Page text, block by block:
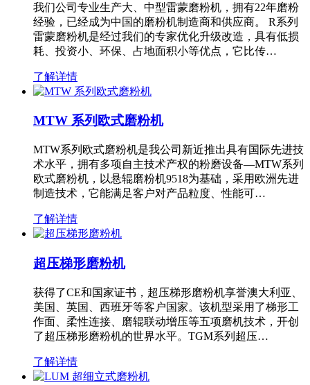
我们公司专业生产大、中型雷蒙磨粉机，拥有22年磨粉
经验，已经成为中国的磨粉机制造商和供应商。 R系列
雷蒙磨粉机是经过我们的专家优化升级改造，具有低损
耗、投资小、环保、占地面积小等优点，它比传…
了解详情
MTW 系列欧式磨粉机
MTW系列欧式磨粉机是我公司新近推出具有国际先进技
术水平，拥有多项自主技术产权的粉磨设备—MTW系列
欧式磨粉机，以悬辊磨粉机9518为基础，采用欧洲先进
制造技术，它能满足客户对产品粒度、性能可…
了解详情
超压梯形磨粉机
获得了CE和国家证书，超压梯形磨粉机享誉澳大利亚、
美国、英国、西班牙等客户国家。该机型采用了梯形工
作面、柔性连接、磨辊联动增压等五项磨机技术，开创
了超压梯形磨粉机的世界水平。TGM系列超压…
了解详情